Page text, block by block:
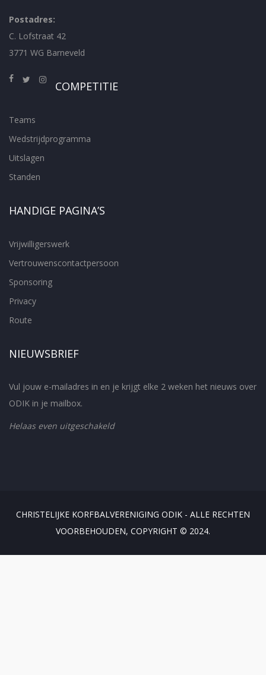
Postadres:
C. Lofstraat 42
3771 WG Barneveld
COMPETITIE
Teams
Wedstrijdprogramma
Uitslagen
Standen
HANDIGE PAGINA’S
Vrijwilligerswerk
Vertrouwenscontactpersoon
Sponsoring
Privacy
Route
NIEUWSBRIEF
Vul jouw e-mailadres in en je krijgt elke 2 weken het nieuws over
ODIK in je mailbox.
Helaas even uitgeschakeld
CHRISTELIJKE KORFBALVERENIGING ODIK - ALLE RECHTEN
VOORBEHOUDEN, COPYRIGHT © 2024.